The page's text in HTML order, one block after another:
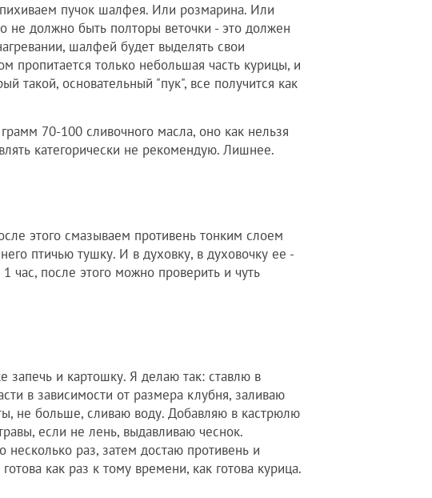
пучок шалфея. Или розмарина. Или
должно быть полторы веточки - это должен
шалфей будет выделять свои
пропитается только небольшая часть курицы, и
такой, основательный "пук", все получится как
70-100 сливочного масла, оно как нельзя
категорически не рекомендую. Лишнее.
этого смазываем противень тонким слоем
птичью тушку. И в духовку, в духовочку ее -
час, после этого можно проверить и чуть
и картошку. Я делаю так: ставлю в
в зависимости от размера клубня, заливаю
не больше, сливаю воду. Добавляю в кастрюлю
если не лень, выдавливаю чеснок.
раз, затем достаю противень и
как раз к тому времени, как готова курица.